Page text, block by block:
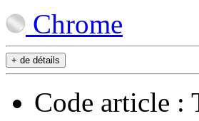
Chrome
+ de détails
Code article :